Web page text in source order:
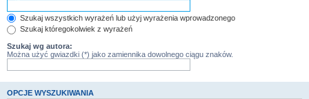
Szukaj wszystkich wyrażeń lub użyj wyrażenia wprowadzonego
Szukaj któregokolwiek z wyrażeń
Szukaj wg autora:
Można użyć gwiazdki (*) jako zamiennika dowolnego ciągu znaków.
OPCJE WYSZUKIWANIA